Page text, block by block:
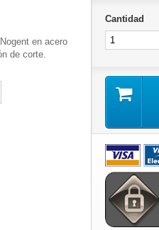
en acero
de corte.
Cantidad